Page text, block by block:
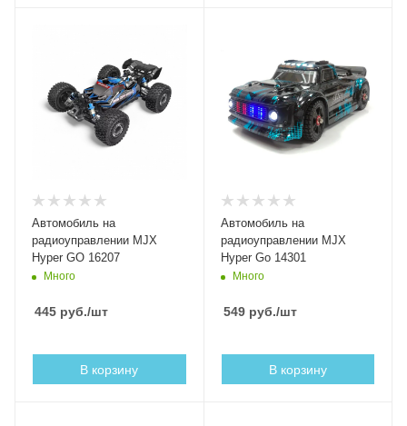
Автомобиль на
радиоуправлении MJX
Hyper GO 16207
Много
445 руб./шт
В корзину
Автомобиль на
радиоуправлении MJX
Hyper Go 14301
Много
549руб./шт
В корзину